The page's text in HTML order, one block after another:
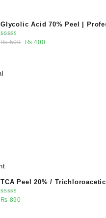
Glycolic Acid 70% Peel |
Chemical Peel for Advanced
& Skin Texture Improvement
Rated
5.00out
₨500
Original
₨ 400Current
TCA Peel 20% /
20 ml
Rated
5.00out
₨ 890